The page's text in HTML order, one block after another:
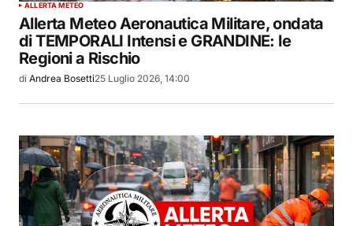
ALLERTA METEO
Allerta Meteo Aeronautica Militare, ondata
di TEMPORALI Intensi e GRANDINE: le
Regioni a Rischio
di Andrea Bosetti25 Luglio 2026, 14:00